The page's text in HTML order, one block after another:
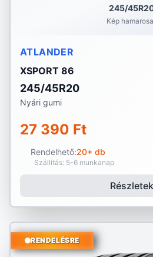
245/
Kép
ATLANDER
XSPORT 86
245/45R20
Nyári gumi
27 390 Ft
Rendelhető:20+ db
Szállítás: 5-6 munkanap
Részletek
RENDELÉSRE